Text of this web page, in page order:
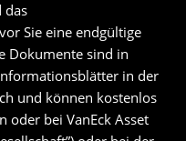
das
Sie eine endgültige
Dokumente sind in
in der
und können kostenlos
oder bei VanEck Asset